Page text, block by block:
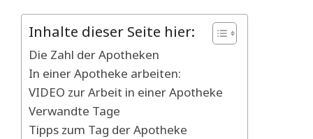
Inhalte dieser Seite hier:
Die Zahl der Apotheken
In einer Apotheke arbeiten:
VIDEO zur Arbeit in einer Apotheke
Verwandte Tage
Tipps zum Tag der Apotheke